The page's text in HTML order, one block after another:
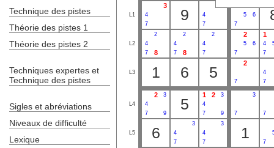
L1
3
4
7
9
4
7
5
6
7
L2
2
4
7
8
2
4
7
8
2
4
7
2
5
6
7
1
4
7
L3 1 6 5
2
7
4
7
L4
2
3
4
7
9
5
1 2
3
4
7
9
3
7 7
L5 6
3
4
7
3
4
7
1
7
Technique des pistes
Théorie des pistes 1
Théorie des pistes 2
Techniques expertes et
Technique des pistes
Sigles et abréviations
Niveaux de difficulté
Lexique